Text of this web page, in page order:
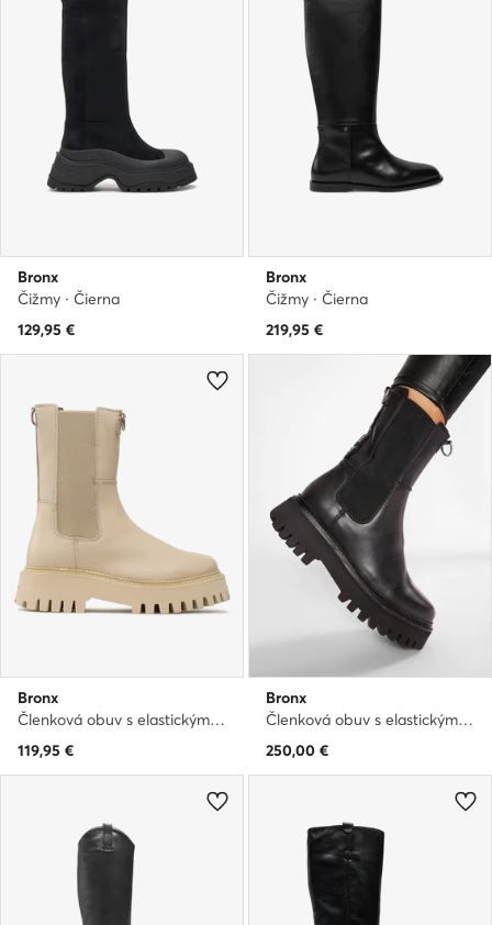
Bronx
Čižmy · Čierna
129,95 €
Bronx
Čižmy · Čierna
219,95 €
Bronx
Členková obuv s elastickým prvkom · Béžová
119,95 €
Bronx
Členková obuv s elastickým prvkom · Čierna
250,00 €